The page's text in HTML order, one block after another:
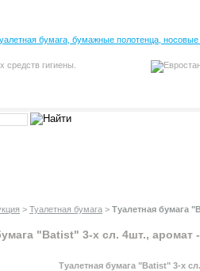
> Туалетная бумага > Туалетная бумага
"Batist" 3-х сл. 4шт., аромат
Туалетная бумага "Batist" 3-х